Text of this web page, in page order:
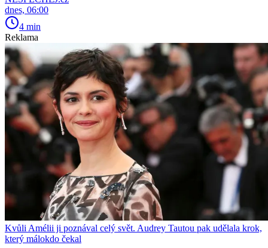
dnes, 06:00
4 min
Reklama
Kvůli Amélii ji poznával celý svět. Audrey Tautou pak udělala krok,
který málokdo čekal